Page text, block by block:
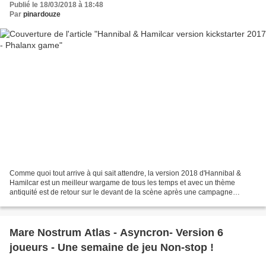
Publié le 18/03/2018 à 18:48
Par pinardouze
Comme quoi tout arrive à qui sait attendre, la version 2018 d'Hannibal &
Hamilcar est un meilleur wargame de tous les temps et avec un thème
antiquité est de retour sur le devant de la scène après une campagne
Mare Nostrum Atlas - Asyncron- Version 6
joueurs - Une semaine de jeu Non-stop !